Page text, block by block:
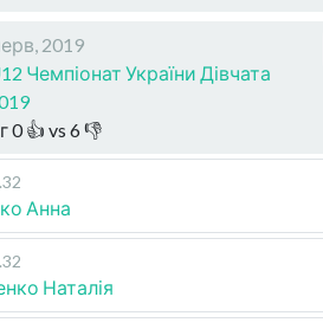
2019
Чемпіонат України Дівчата
0👍 vs 6👎
Анна
Наталія